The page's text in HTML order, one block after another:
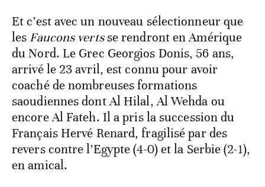
Et c’est avec un nouveau sélectionneur que
les Faucons vertsse rendront en Amérique
du Nord. Le Grec Georgios Donis, 56 ans,
arrivé le 23 avril, est connu pour avoir
coaché de nombreuses formations
saoudiennes dont Al Hilal, Al Wehda ou
encore Al Fateh. Il a pris la succession du
Français Hervé Renard, fragilisé par des
revers contre l’Egypte (4-0) et la Serbie (2-1),
en amical.